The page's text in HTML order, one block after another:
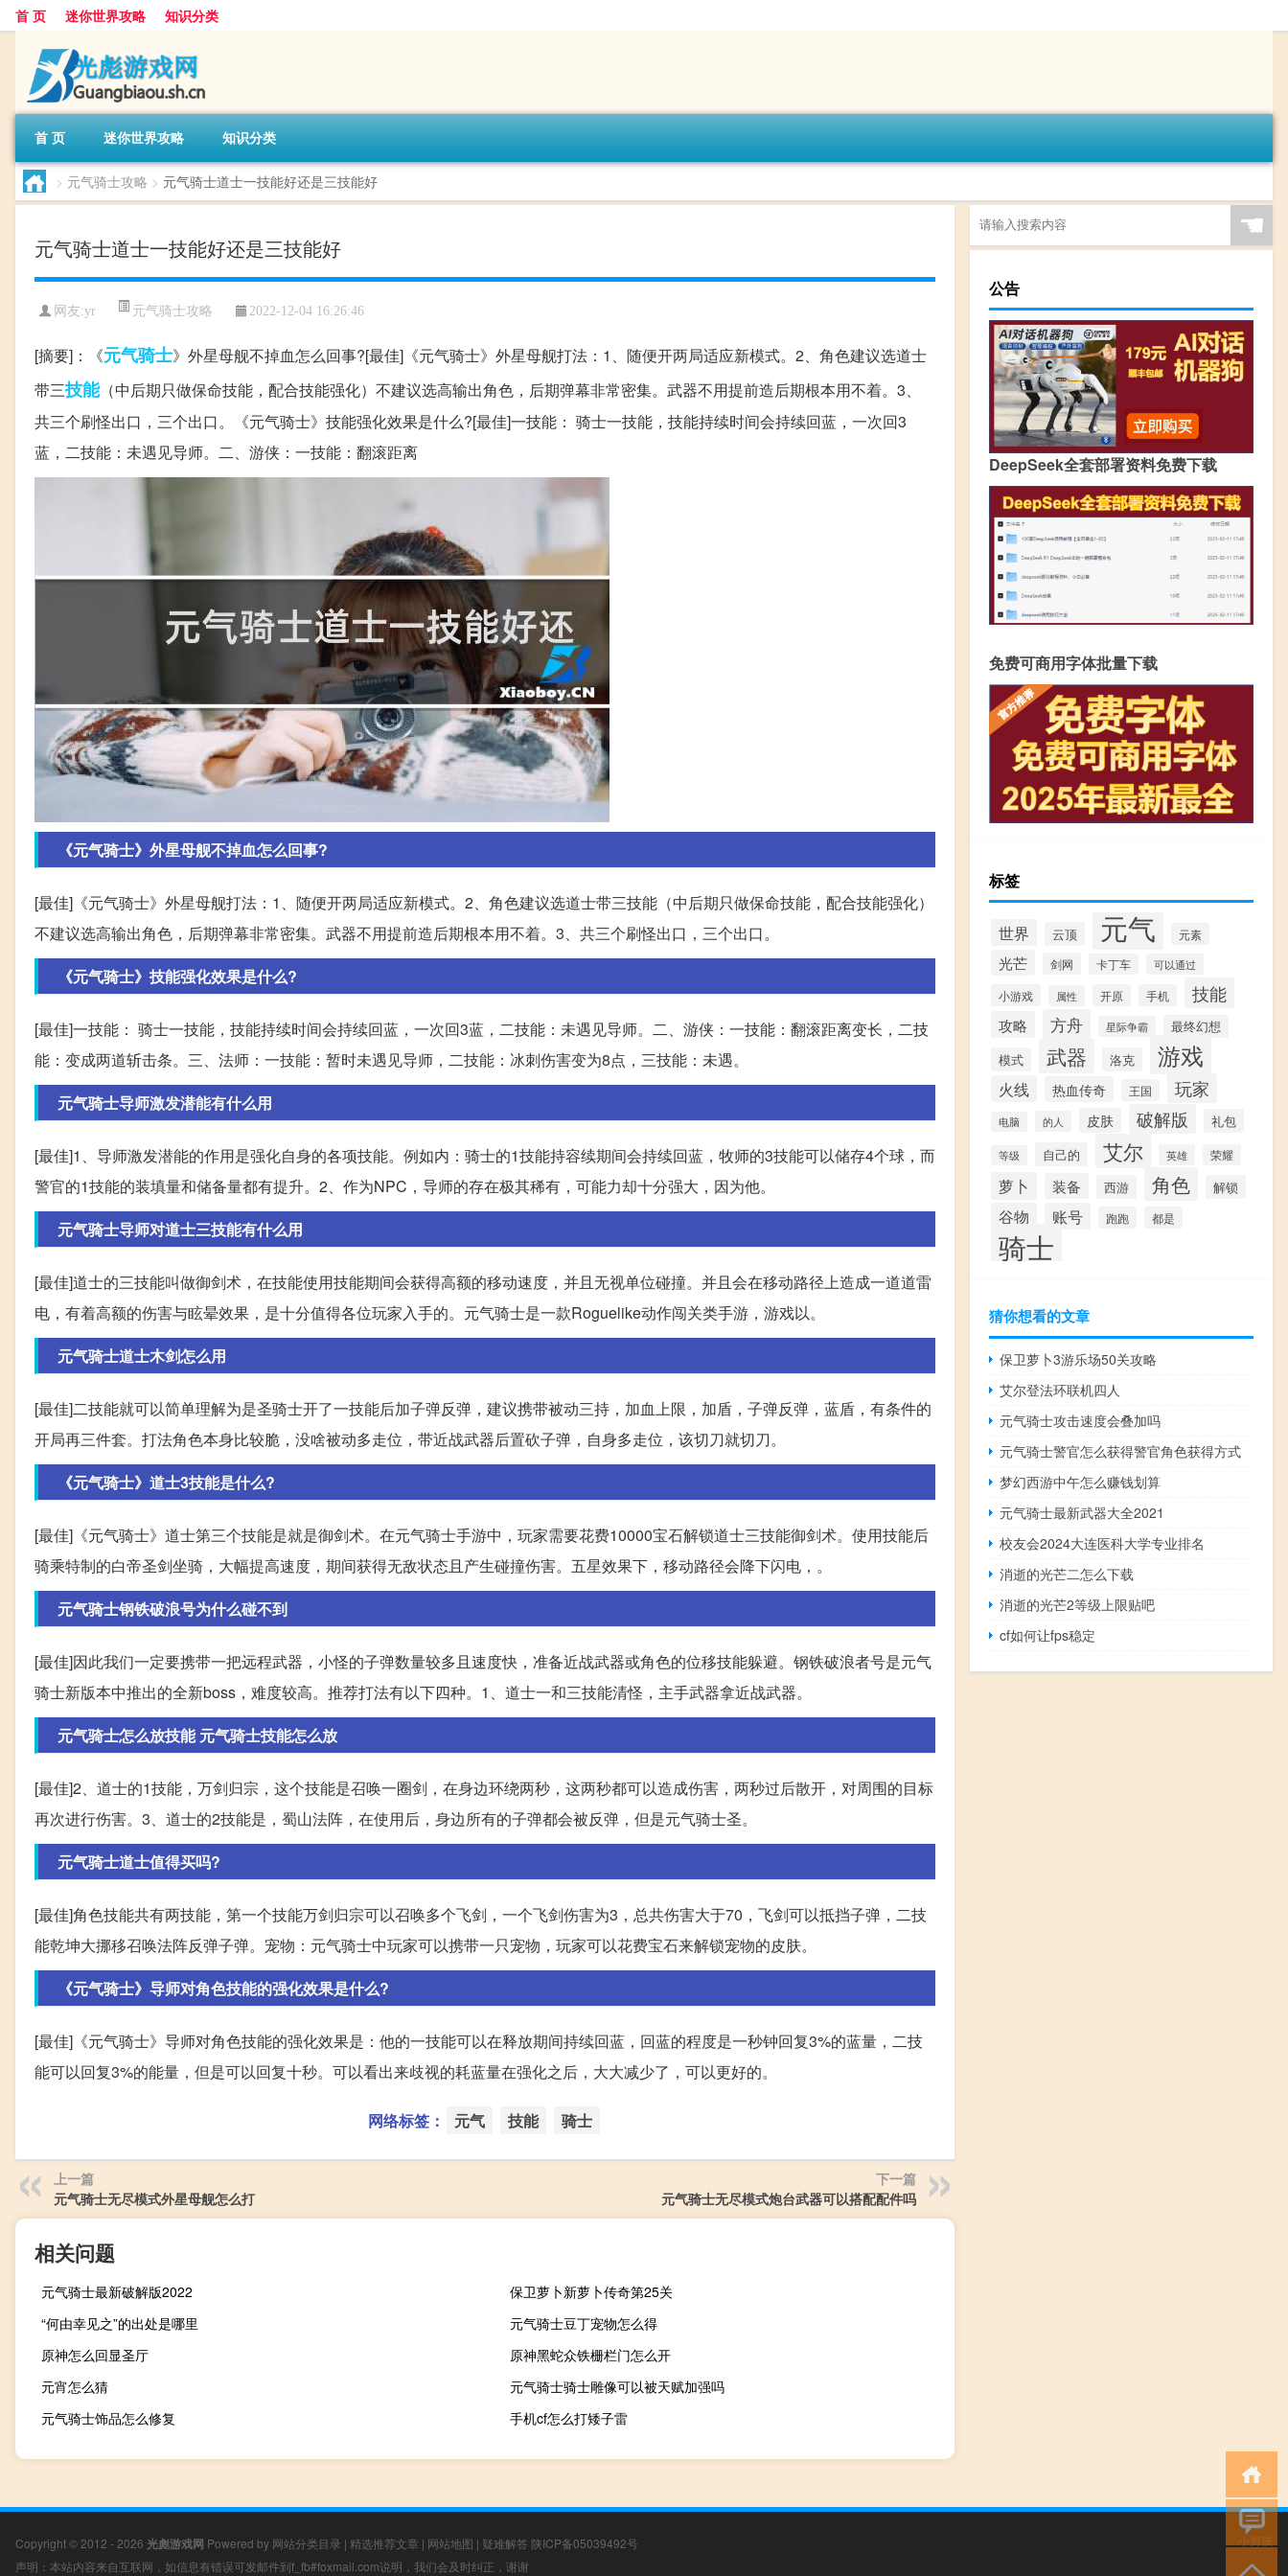
首 页 迷你世界攻略 知识分类
首 页 迷你世界攻略 知识分类
> 元气骑士攻略 > 元气骑士道士一技能好还是三技能好
元气骑士道士一技能好还是三技能好
网友:yr 元气骑士攻略 2022-12-04 16:26:46
[摘要]：《元气骑士》外星母舰不掉血怎么回事?[最佳]《元气骑士》外星母舰打法：1、随便开两局适应新模式。2、角色建议选道士
带三技能（中后期只做保命技能，配合技能强化）不建议选高输出角色，后期弹幕非常密集。武器不用提前造后期根本用不着。3、
共三个刷怪出口，三个出口。《元气骑士》技能强化效果是什么?[最佳]一技能： 骑士一技能，技能持续时间会持续回蓝，一次回3
蓝，二技能：未遇见导师。二、游侠：一技能：翻滚距离
《元气骑士》外星母舰不掉血怎么回事?
[最佳]《元气骑士》外星母舰打法：1、随便开两局适应新模式。2、角色建议选道士带三技能（中后期只做保命技能，配合技能强化）
不建议选高输出角色，后期弹幕非常密集。武器不用提前造后期根本用不着。3、共三个刷怪出口，三个出口。
《元气骑士》技能强化效果是什么?
[最佳]一技能： 骑士一技能，技能持续时间会持续回蓝，一次回3蓝，二技能：未遇见导师。二、游侠：一技能：翻滚距离变长，二技
能：变成两道斩击条。三、法师：一技能：暂时未遇见导师，二技能：冰刺伤害变为8点，三技能：未遇。
元气骑士导师激发潜能有什么用
[最佳]1、导师激发潜能的作用是强化自身的各项技能。例如内：骑士的1技能持容续期间会持续回蓝，牧师的3技能可以储存4个球，而
警官的1技能的装填量和储备量都有提升。2、作为NPC，导师的存在极其稀有，可能力却十分强大，因为他。
元气骑士导师对道士三技能有什么用
[最佳]道士的三技能叫做御剑术，在技能使用技能期间会获得高额的移动速度，并且无视单位碰撞。并且会在移动路径上造成一道道雷
电，有着高额的伤害与眩晕效果，是十分值得各位玩家入手的。元气骑士是一款Roguelike动作闯关类手游，游戏以。
元气骑士道士木剑怎么用
[最佳]二技能就可以简单理解为是圣骑士开了一技能后加子弹反弹，建议携带被动三持，加血上限，加盾，子弹反弹，蓝盾，有条件的
开局再三件套。打法角色本身比较脆，没啥被动多走位，带近战武器后置砍子弹，自身多走位，该切刀就切刀。
《元气骑士》道士3技能是什么?
[最佳]《元气骑士》道士第三个技能是就是御剑术。在元气骑士手游中，玩家需要花费10000宝石解锁道士三技能御剑术。使用技能后
骑乘特制的白帝圣剑坐骑，大幅提高速度，期间获得无敌状态且产生碰撞伤害。五星效果下，移动路径会降下闪电，。
元气骑士钢铁破浪号为什么碰不到
[最佳]因此我们一定要携带一把远程武器，小怪的子弹数量较多且速度快，准备近战武器或角色的位移技能躲避。钢铁破浪者号是元气
骑士新版本中推出的全新boss，难度较高。推荐打法有以下四种。1、道士一和三技能清怪，主手武器拿近战武器。
元气骑士怎么放技能 元气骑士技能怎么放
[最佳]2、道士的1技能，万剑归宗，这个技能是召唤一圈剑，在身边环绕两秒，这两秒都可以造成伤害，两秒过后散开，对周围的目标
再次进行伤害。3、道士的2技能是，蜀山法阵，在使用后，身边所有的子弹都会被反弹，但是元气骑士圣。
元气骑士道士值得买吗?
[最佳]角色技能共有两技能，第一个技能万剑归宗可以召唤多个飞剑，一个飞剑伤害为3，总共伤害大于70，飞剑可以抵挡子弹，二技
能乾坤大挪移召唤法阵反弹子弹。宠物：元气骑士中玩家可以携带一只宠物，玩家可以花费宝石来解锁宠物的皮肤。
《元气骑士》导师对角色技能的强化效果是什么?
[最佳]《元气骑士》导师对角色技能的强化效果是：他的一技能可以在释放期间持续回蓝，回蓝的程度是一秒钟回复3%的蓝量，二技
能可以回复3%的能量，但是可以回复十秒。可以看出来歧视的耗蓝量在强化之后，大大减少了，可以更好的。
网络标签： 元气 技能 骑士
上一篇
元气骑士无尽模式外星母舰怎么打
下一篇
元气骑士无尽模式炮台武器可以搭配配件吗
相关问题
元气骑士最新破解版2022
保卫萝卜新萝卜传奇第25关
“何由幸见之”的出处是哪里
元气骑士豆丁宠物怎么得
原神怎么回显圣厅
原神黑蛇众铁栅栏门怎么开
元宵怎么猜
元气骑士骑士雕像可以被天赋加强吗
元气骑士饰品怎么修复
手机cf怎么打矮子雷
☚
公告
DeepSeek全套部署资料免费下载
免费可商用字体批量下载
标签
世界 云顶 元气 元素
光芒 剑网 卡丁车 可以通过
小游戏 属性 开原 手机 技能
攻略 方舟 星际争霸 最终幻想
模式 武器 洛克 游戏
火线 热血传奇 王国 玩家
电脑 的人 皮肤 破解版 礼包
等级 自己的 艾尔 英雄 荣耀
萝卜 装备 西游 角色 解锁
谷物 账号 跑跑 都是
骑士
猜你想看的文章
保卫萝卜3游乐场50关攻略
艾尔登法环联机四人
元气骑士攻击速度会叠加吗
元气骑士警官怎么获得警官角色获得方式
梦幻西游中午怎么赚钱划算
元气骑士最新武器大全2021
校友会2024大连医科大学专业排名
消逝的光芒二怎么下载
消逝的光芒2等级上限贴吧
cf如何让fps稳定
Copyright © 2012 - 2026 光彪游戏网 Powered by 网站分类目录 | 精选推荐文章 | 网站地图 | 疑难解答 陕ICP备05039492号
声明：本站内容来自互联网，如信息有错误可发邮件到f_fb#foxmail.com说明，我们会及时纠正，谢谢
小男孩